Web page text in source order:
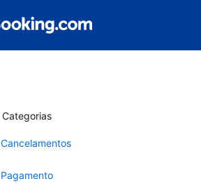
Categorias
Cancelamentos
Pagamento